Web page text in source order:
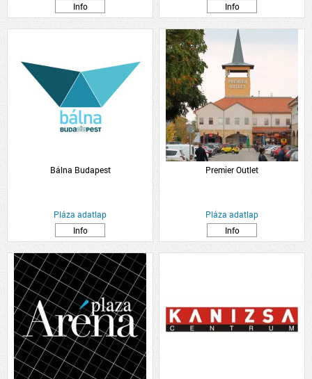
Info
Info
Bálna Budapest
Pláza adatlap
Info
Premier Outlet
Pláza adatlap
Info